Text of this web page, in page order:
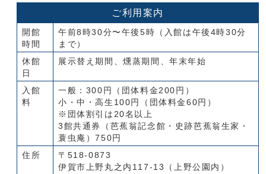
ご利用案内
開館
時間
午前8時30分〜午後5時（入館は午後4時30分
まで）
休館
日
展示替え期間、燻蒸期間、年末年始
入館
料
一般：300円（団体料金200円）
小・中・高生100円（団体料金60円）
※団体割引は20名以上
3館共通券（芭蕉翁記念館・史跡芭蕉翁生家・
蓑虫庵）750円
住所
〒518-0873
伊賀市上野丸之内117-13（上野公園内）